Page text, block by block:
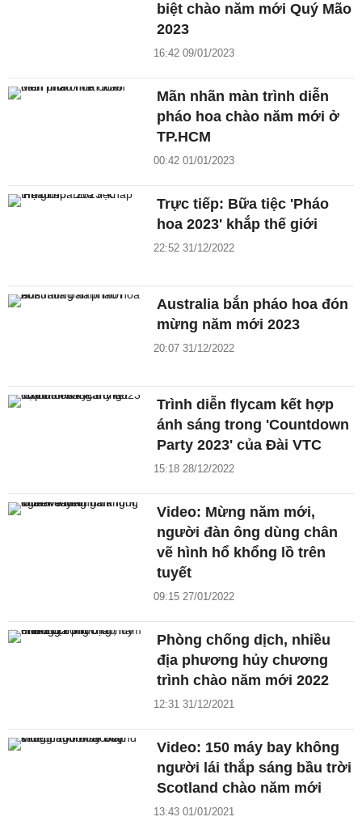
biệt chào năm mới Quý Mão
2023
16:42 09/01/2023
Mãn nhãn màn trình diễn
pháo hoa chào năm mới ở
TP.HCM
00:42 01/01/2023
Trực tiếp: Bữa tiệc 'Pháo
hoa 2023' khắp thế giới
22:52 31/12/2022
Australia bắn pháo hoa đón
mừng năm mới 2023
20:07 31/12/2022
Trình diễn flycam kết hợp
ánh sáng trong 'Countdown
Party 2023' của Đài VTC
15:18 28/12/2022
Video: Mừng năm mới,
người đàn ông dùng chân
vẽ hình hổ khổng lồ trên
tuyết
09:15 27/01/2022
Phòng chống dịch, nhiều
địa phương hủy chương
trình chào năm mới 2022
12:31 31/12/2021
Video: 150 máy bay không
người lái thắp sáng bầu trời
Scotland chào năm mới
13:43 01/01/2021